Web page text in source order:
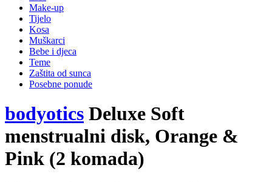
Make-up
Tijelo
Kosa
Muškarci
Bebe i djeca
Teme
Zaštita od sunca
Posebne ponude
bodyotics Deluxe Soft
menstrualni disk, Orange &
Pink (2 komada)